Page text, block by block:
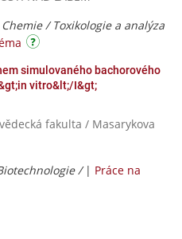
Chemie / Toxikologie a analýza
simulovaného bachorového
vitro&lt;/I&gt;
fakulta / Masarykova
/ | Práce na